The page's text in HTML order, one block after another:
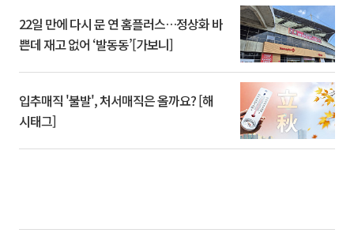
22일 만에 다시 문 연 홈플러스…정상화 바
쁜데 재고 없어 ‘발동동’[가보니]
입추매직 '불발', 처서매직은 올까요? [해
시태그]